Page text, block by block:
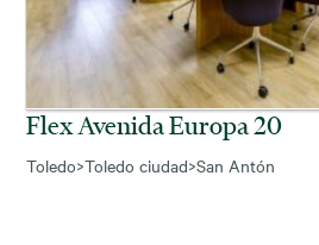
Flex Avenida Europa 20
Toledo>Toledo ciudad>San Antón